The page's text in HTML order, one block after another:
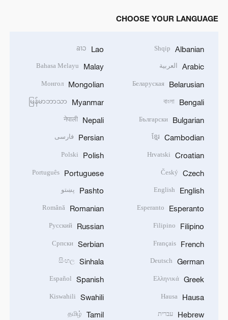
CHOOSE YOUR LANGUAGE
Albanian
Shqip
Arabic العربية
Belarusian
Беларуская
Bengali
বাংলা
Bulgarian
Български
Cambodian
ខ្មែរ
Croatian
Hrvatski
Czech
Český
English
English
Esperanto
Esperanto
Filipino
Filipino
French
Français
German
Deutsch
Greek
Ελληνικά
Hausa
Hausa
Hebrew עברית
Lao
ລາວ
Malay
Bahasa Melayu
Mongolian
Монгол
Myanmar
မြန်မာဘာသာ
Nepali
नेपाली
Persian فارسی
Polish
Polski
Portuguese
Português
Pashto پښتو
Romanian
Română
Russian
Русский
Serbian
Српски
Sinhala
සිංහල
Spanish
Español
Swahili
Kiswahili
Tamil
தமிழ்